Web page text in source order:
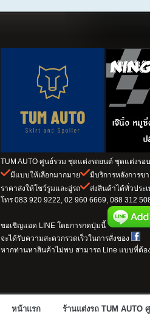
TUM AUTO ศูนย์รวม ชุดแต่งรถยนต์ ชุดแต่งรอ
มีแบบให้เลือกมากมาย
มีบริการหลังการข
ราคาส่งให้โชว์รูมและอู่รถ
ส่งสินค้าได้ทั่วประ
โทร 083 920 9222, 02 960 6669, 088 312
ขอเชิญแอด LINE โดยการกดปุ่มนี้
จะได้รับความสะดวกรวดเร็วในการสั่งของ
หากท่านหาสินค้าไม่พบ สามารถ Line แบบที่ต้อ
หน้าแรก ร้านแต่งรถ TUM AUTO